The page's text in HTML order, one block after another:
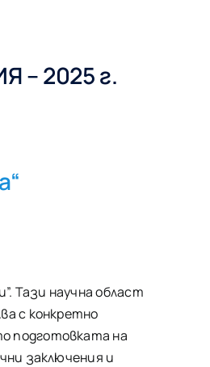
– 2025 г.
Тази научна област
с конкретно
подготовката на
заключения и